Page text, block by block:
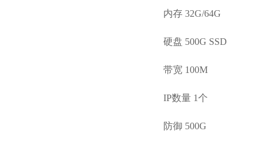
内存 32G/64G
硬盘 500G SSD
带宽 100M
IP数量 1个
防御 500G